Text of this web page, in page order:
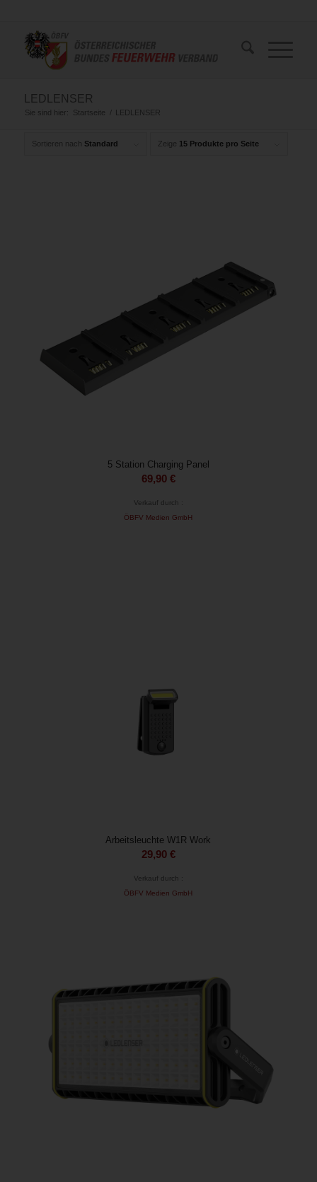
LEDLENSER
Sie sind hier: Startseite / LEDLENSER
Sortieren nach Standard Zeige 15 Produkte pro Seite
5 Station Charging Panel
69,90 €
Verkauf durch :
ÖBFV Medien GmbH
Arbeitsleuchte W1R Work
29,90 €
Verkauf durch :
ÖBFV Medien GmbH